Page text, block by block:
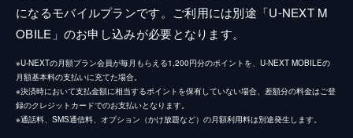
になるモバイルプランです。ご利用には別途「U-NEXT M
OBILE」のお申し込みが必要となります。
※U-NEXTの月額プラン会員が毎月もらえる1,200円分のポイントを、U-NEXT MOBILEの
月額基本料の支払いに充てた場合。
※決済時において支払金額に相当するポイントを保有していない場合、差額分の料金はご登
録のクレジットカードでのお支払いとなります。
※通話料、SMS通信料、オプション（かけ放題など）の月額利用料は別途発生します。